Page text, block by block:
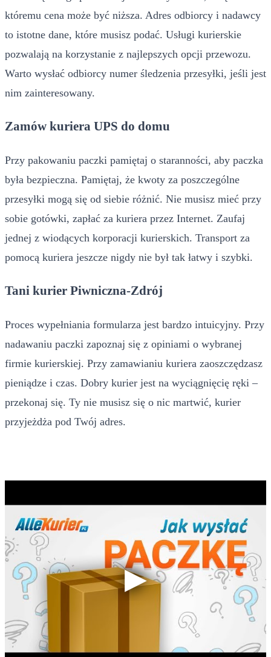
któremu cena może być niższa. Adres odbiorcy i nadawcy
to istotne dane, które musisz podać. Usługi kurierskie
pozwalają na korzystanie z najlepszych opcji przewozu.
Warto wysłać odbiorcy numer śledzenia przesyłki, jeśli jest
nim zainteresowany.
Zamów kuriera UPS do domu
Przy pakowaniu paczki pamiętaj o staranności, aby paczka
była bezpieczna. Pamiętaj, że kwoty za poszczególne
przesyłki mogą się od siebie różnić. Nie musisz mieć przy
sobie gotówki, zapłać za kuriera przez Internet. Zaufaj
jednej z wiodących korporacji kurierskich. Transport za
pomocą kuriera jeszcze nigdy nie był tak łatwy i szybki.
Tani kurier Piwniczna-Zdrój
Proces wypełniania formularza jest bardzo intuicyjny. Przy
nadawaniu paczki zapoznaj się z opiniami o wybranej
firmie kurierskiej. Przy zamawianiu kuriera zaoszczędzasz
pieniądze i czas. Dobry kurier jest na wyciągnięcię ręki –
przekonaj się. Ty nie musisz się o nic martwić, kurier
przyjeżdża pod Twój adres.